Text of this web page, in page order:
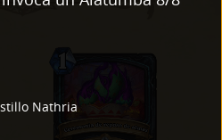
Nathria